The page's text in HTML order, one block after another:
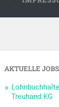
AKTUELLE JOBS
Treuhand KG